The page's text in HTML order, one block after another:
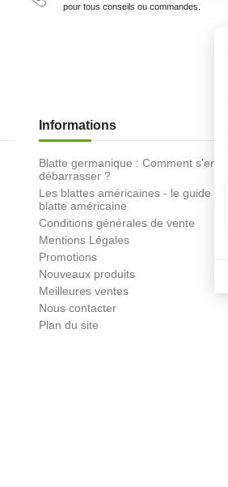
pour tous conseils ou commandes.
Informations
Blatte germanique : Comment s'en
débarrasser ?
Les blattes américaines - le guide de
blatte américaine
Conditions générales de vente
Mentions Légales
Promotions
Nouveaux produits
Meilleures ventes
Nous contacter
Plan du site